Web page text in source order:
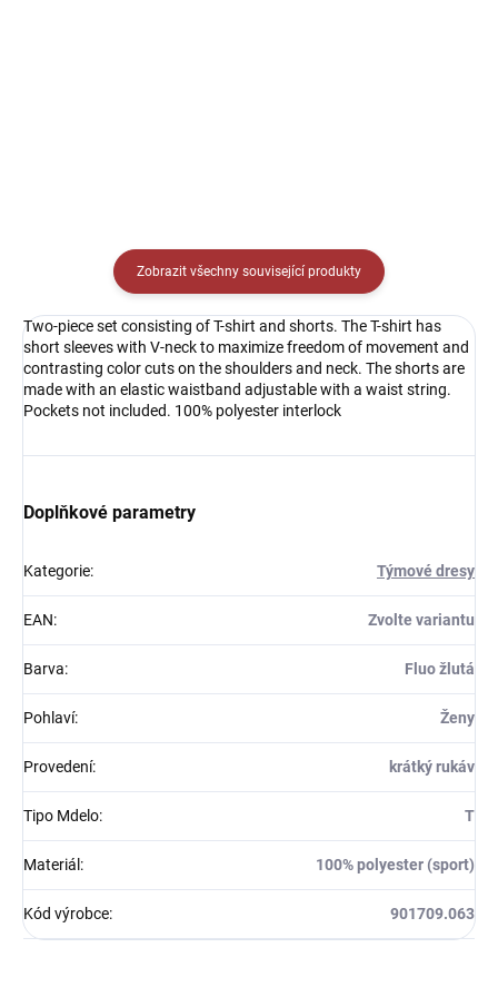
Zobrazit všechny související produkty
Two-piece set consisting of T-shirt and shorts. The T-shirt has
short sleeves with V-neck to maximize freedom of movement and
contrasting color cuts on the shoulders and neck. The shorts are
made with an elastic waistband adjustable with a waist string.
Pockets not included. 100% polyester interlock
Doplňkové parametry
Kategorie: Týmové dresy
EAN: Zvolte variantu
Barva: Fluo žlutá
Pohlaví: Ženy
Provedení: krátký rukáv
Tipo Mdelo: T
Materiál : 100% polyester (sport)
Kód výrobce: 901709.063